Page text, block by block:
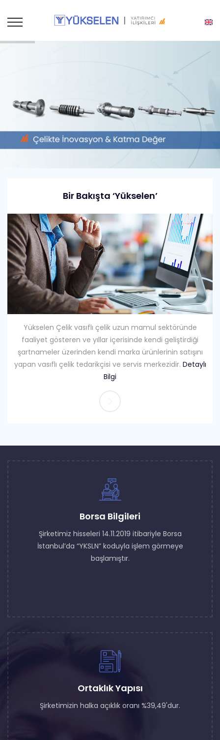
Bir Bakışta ‘Yükselen’
Yükselen Çelik vasıflı çelik uzun mamul sektöründe
faaliyet gösteren ve yıllar içerisinde kendi geliştirdiği
şartnameler üzerinden kendi marka ürünlerinin satışını
yapan vasıflı çelik tedarikçisi ve servis merkezidir. Detaylı
Bilgi
Borsa Bilgileri
Şirketimiz hisseleri 14.11.2019 itibariyle Borsa
İstanbul’da “YKSLN” koduyla işlem görmeye
başlamıştır.
Ortaklık Yapısı
Şirketimizin halka açıklık oranı %39,49'dur.